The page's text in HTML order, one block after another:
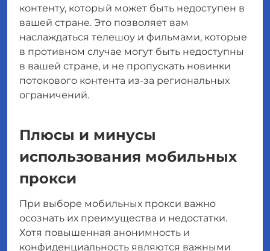
контенту, который может быть недоступен в
вашей стране. Это позволяет вам
наслаждаться телешоу и фильмами, которые
в противном случае могут быть недоступны
в вашей стране, и не пропускать новинки
потокового контента из-за региональных
ограничений.
Плюсы и минусы
использования мобильных
прокси
При выборе мобильных прокси важно
осознать их преимущества и недостатки.
Хотя повышенная анонимность и
конфиденциальность являются важными